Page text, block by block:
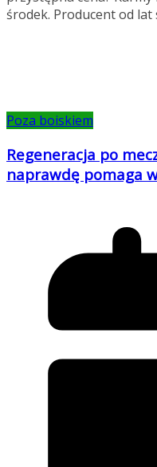
środek. Producent od lat
Poza boiskiem
Regeneracja po
naprawdę pomaga